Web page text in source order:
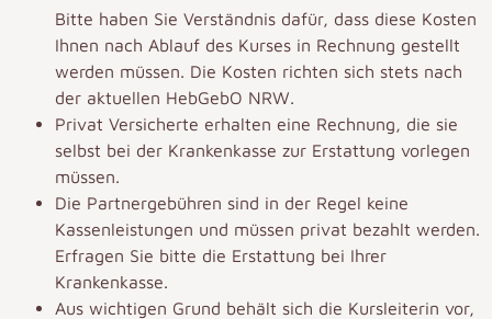
Bitte haben Sie Verständnis dafür, dass diese Kosten
Ihnen nach Ablauf des Kurses in Rechnung gestellt
werden müssen. Die Kosten richten sich stets nach
der aktuellen HebGebO NRW.
Privat Versicherte erhalten eine Rechnung, die sie
selbst bei der Krankenkasse zur Erstattung vorlegen
müssen.
Die Partnergebühren sind in der Regel keine
Kassenleistungen und müssen privat bezahlt werden.
Erfragen Sie bitte die Erstattung bei Ihrer
Krankenkasse.
Aus wichtigen Grund behält sich die Kursleiterin vor,